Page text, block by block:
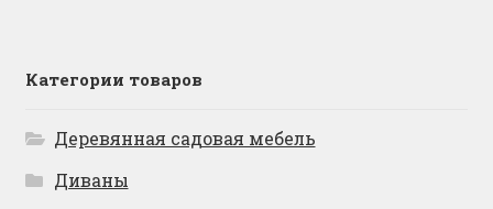
Категории товаров
Деревянная садовая мебель
Диваны